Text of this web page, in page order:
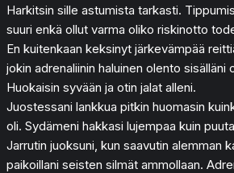
Harkitsin sille astumista tarkasti.
suuri enkä ollut varma oliko riskinotto
En kuitenkaan keksinyt järkevämpää
jokin adrenaliinin haluinen olento sisälläni
Huokaisin syvään ja otin jalat alleni.
Juostessani lankkua pitkin huomasin
oli. Sydämeni hakkasi lujempaa kuin
Jarrutin juoksuni, kun saavutin alemman
paikoillani seisten silmät ammollaan.